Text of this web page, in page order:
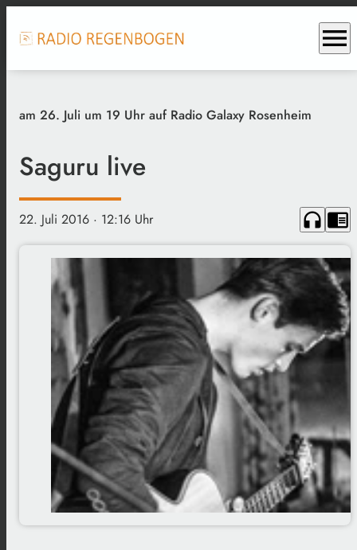
menu
am 26. Juli um 19 Uhr auf Radio Galaxy Rosenheim
Saguru live
22. Juli 2016 · 12:16 Uhr headphones chrome_reader_mode